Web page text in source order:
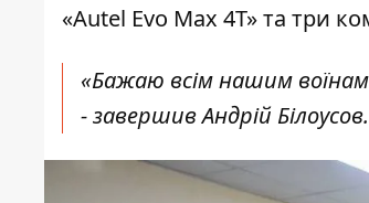
«Autel Evo Max 4T» та три
«Бажаю всім нашим
- завершив Андрій Білоусов.